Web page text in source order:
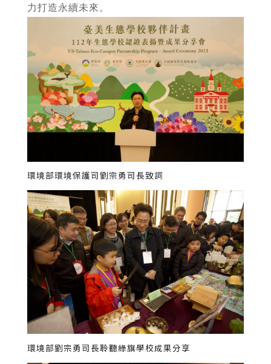
力打造永續未來。
環境部環境保護司劉宗勇司長致詞
環境部劉宗勇司長聆聽綠旗學校成果分享